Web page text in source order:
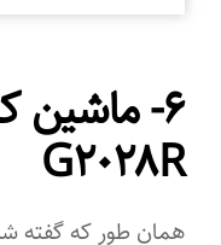
۶- ماشین
G۲۰۲۸R
همان طور که گفته